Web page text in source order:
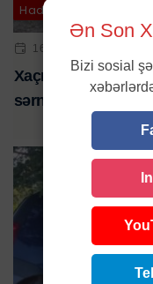
Hadisə
16 FEV 2025 | 22:46
Xaçmazda maşın
sərnişin yaralandı
Ən Son
Bizi sosial